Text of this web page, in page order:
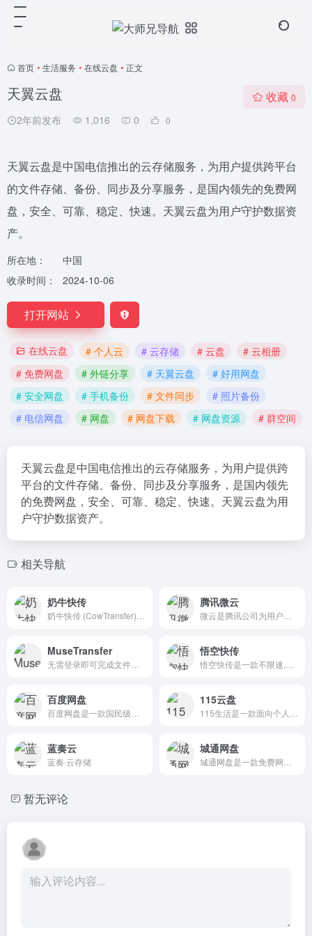
首页 • 生活服务 • 在线云盘 • 正文
天翼云盘
2年前发布 1,016 0 0
收藏 0
天翼云盘是中国电信推出的云存储服务，为用户提供跨平台
的文件存储、备份、同步及分享服务，是国内领先的免费网
盘，安全、可靠、稳定、快速。天翼云盘为用户守护数据资
产。
所在地：
中国
收录时间：
2024-10-06
打开网站
在线云盘 # 个人云 # 云存储 # 云盘
# 云相册
# 免费网盘
# 外链分享 # 天翼云盘
# 好用网盘
# 安全网盘
# 手机备份 # 文件同步
# 照片备份
# 电信网盘
# 网盘 # 网盘下载 # 网盘资源 # 群空间
天翼云盘是中国电信推出的云存储服务，为用户提供跨
平台的文件存储、备份、同步及分享服务，是国内领先
的免费网盘，安全、可靠、稳定、快速。天翼云盘为用
户守护数据资产。
相关导航
奶牛快传 腾讯微云
MuseTransfer 悟空快传
百度网盘 115云盘
蓝奏云
蓝奏·云存储
城通网盘
暂无评论